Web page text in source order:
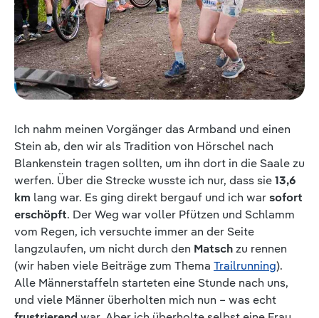
Ich nahm meinen Vorgänger das Armband und einen
Stein ab, den wir als Tradition von Hörschel nach
Blankenstein tragen sollten, um ihn dort in die Saale zu
werfen. Über die Strecke wusste ich nur, dass sie13,6
km lang war. Es ging direkt bergauf und ich warsofort
erschöpft. Der Weg war voller Pfützen und Schlamm
vom Regen, ich versuchte immer an der Seite
langzulaufen, um nicht durch den Matschzu rennen
(wir haben viele Beiträge zum Thema Trailrunning).
Alle Männerstaffeln starteten eine Stunde nach uns,
und viele Männer überholten mich nun – was echt